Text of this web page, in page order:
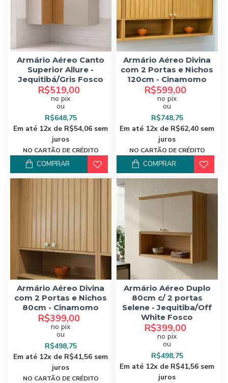
Armário Aéreo Canto
Superior Allure -
Jequitibá/Gris Fosco
R$519,00
no pix
ou
R$648,75
Em até 12x de R$54,06 sem
juros
NO CARTÃO DE CRÉDITO
COMPRAR
Armário Aéreo Divina
com 2 Portas e Nichos
120cm - Cinamomo
R$599,00
no pix
ou
R$748,75
Em até 12x de R$62,40 sem
juros
NO CARTÃO DE CRÉDITO
COMPRAR
Armário Aéreo Divina
com 2 Portas e Nichos
80cm - Cinamomo
R$399,00
no pix
ou
R$498,75
Em até 12x de R$41,56 sem
juros
NO CARTÃO DE CRÉDITO
Armário Aéreo Duplo
80cm c/ 2 portas
Selene - Jequitiba/Off
White Fosco
R$399,00
no pix
ou
R$498,75
Em até 12x de R$41,56 sem
juros